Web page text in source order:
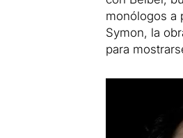
monólogos a
Symon, la
para